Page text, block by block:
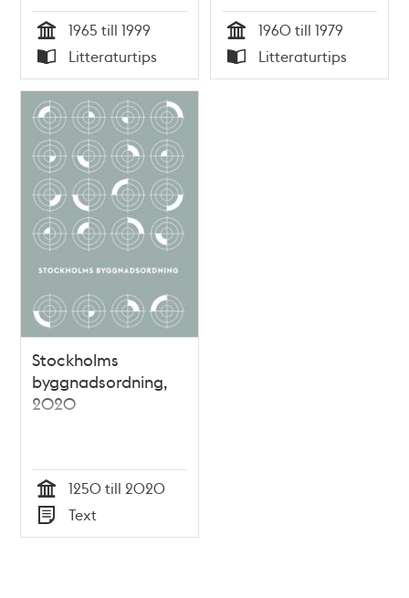
människorna /
katalog: redaktör
Ulrika Sax
Tid
1965 till 1999
Typ
Litteraturtips
Skoglund
Tid
1960 till 1979
Typ
Litteraturtips
Stockholms
byggnadsordning,
2020
Tid
1250 till 2020
Typ
Text